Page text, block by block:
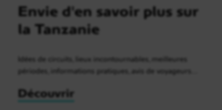
Envie d'en savoir plus sur
la Tanzanie
Idées de circuits, lieux incontournables, meilleures
périodes, informations pratiques, avis de voyageurs…
Découvrir